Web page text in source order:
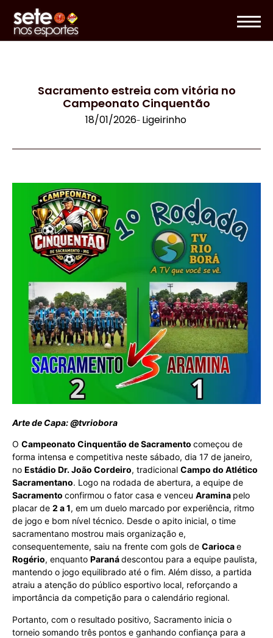
Sacramento estreia com vitória no
Campeonato Cinquentão
18/01/2026- Ligeirinho
Arte de Capa: @tvriobora
O Campeonato Cinquentão de Sacramento começou de
forma intensa e competitiva neste sábado, dia 17 de janeiro,
no Estádio Dr. João Cordeiro, tradicional Campo do Atlético
Sacramentano. Logo na rodada de abertura, a equipe de
Sacramento confirmou o fator casa e venceu Aramina pelo
placar de 2 a 1, em um duelo marcado por experiência, ritmo
de jogo e bom nível técnico. Desde o apito inicial, o time
sacramentano mostrou mais organização e,
consequentemente, saiu na frente com gols de Cariocae
Rogério, enquanto Paranádescontou para a equipe paulista,
mantendo o jogo equilibrado até o fim. Além disso, a partida
atraiu a atenção do público esportivo local, reforçando a
importância da competição para o calendário regional.
Portanto, com o resultado positivo, Sacramento inicia o
torneio somando três pontos e ganhando confiança para a